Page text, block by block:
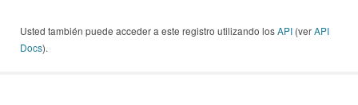
Usted también puede acceder a este registro utilizando losAPI (verAPI
Docs).